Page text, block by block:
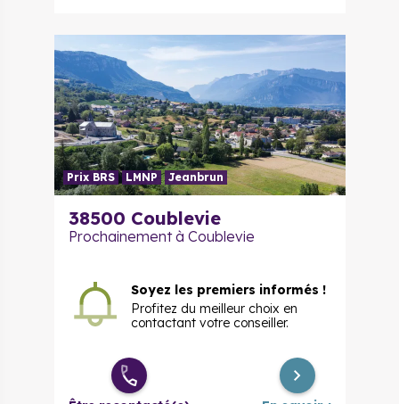
Prix BRS LMNP Jeanbrun
38500 Coublevie
Prochainement à Coublevie
Soyez les premiers informés !
Profitez du meilleur choix en
contactant votre conseiller.